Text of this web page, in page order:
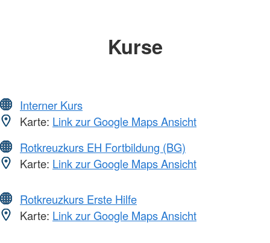
Kurse
Interner Kurs
Karte: Link zur Google Maps Ansicht
Rotkreuzkurs EH Fortbildung (BG)
Karte: Link zur Google Maps Ansicht
Rotkreuzkurs Erste Hilfe
Karte: Link zur Google Maps Ansicht